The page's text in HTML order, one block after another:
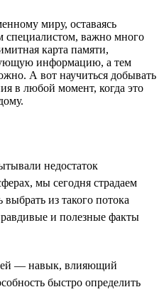
миру, оставаясь
специалистом, важно много
карта памяти,
информацию, а тем
А вот научиться добывать
в любой момент, когда это
недостаток
мы сегодня страдаем
выбрать из такого потока
и полезные факты
— навык, влияющий
быстро определить